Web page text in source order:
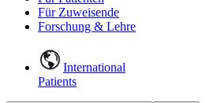
Für Zuweisende
Forschung & Lehre
International
Patients